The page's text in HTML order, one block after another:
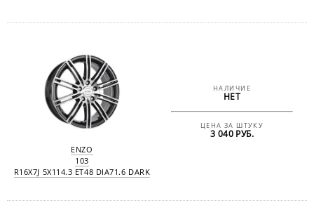
ENZO
103
R16X7J 5X114.3 ET48 DIA71.6 DARK
НАЛИЧИЕ
НЕТ
ЦЕНА ЗА ШТУКУ
3 040 РУБ.